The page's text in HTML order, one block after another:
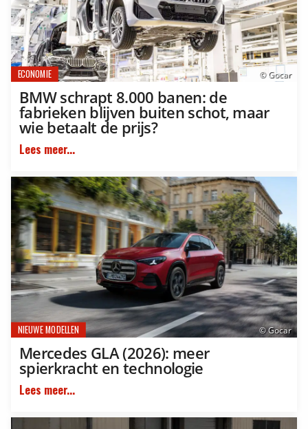
© Gocar
ECONOMIE
BMW schrapt 8.000 banen: de
fabrieken blijven buiten schot, maar
wie betaalt de prijs?
Lees meer...
© Gocar
NIEUWE MODELLEN
Mercedes GLA (2026): meer
spierkracht en technologie
Lees meer...